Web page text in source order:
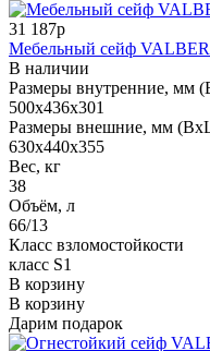
31 187р
Мебельный сейф
В наличии
Размеры внутренние, мм
500x436x301
Размеры внешние, мм
630x440x355
Вес, кг
38
Объём, л
66/13
Класс взломостойкости
класс S1
В корзину
В корзину
Дарим подарок